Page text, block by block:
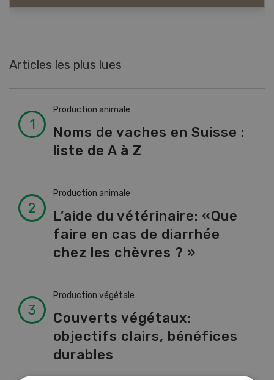
Articles les plus lues
Production animale
Noms de vaches en Suisse :
liste de A à Z
Production animale
L’aide du vétérinaire: «Que
faire en cas de diarrhée
chez les chèvres ? »
Production végétale
Couverts végétaux:
objectifs clairs, bénéfices
durables